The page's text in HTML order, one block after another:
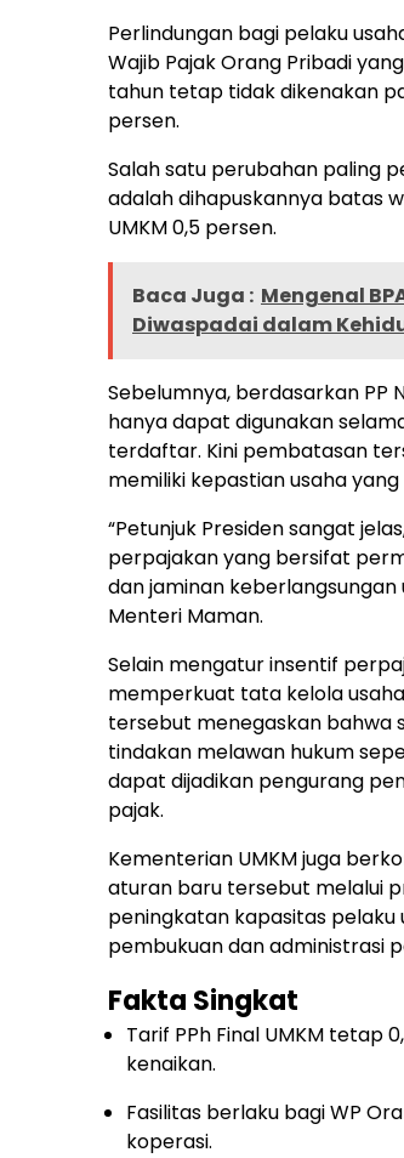
Perlindungan bagi pelaku
Wajib Pajak Orang Pribadi
tahun tetap tidak dikenakan
persen.
Salah satu perubahan paling
adalah dihapuskannya batas
UMKM 0,5 persen.
Baca Juga : Mengenal
Diwaspadai dalam
Sebelumnya, berdasarkan PP
hanya dapat digunakan
terdaftar. Kini pembatasan
memiliki kepastian usaha
“Petunjuk Presiden sangat
perpajakan yang bersifat
dan jaminan keberlangsungan
Menteri Maman.
Selain mengatur insentif
memperkuat tata kelola
tersebut menegaskan bahwa
tindakan melawan hukum
dapat dijadikan pengurang
pajak.
Kementerian UMKM juga
aturan baru tersebut melalui
peningkatan kapasitas pelaku
pembukuan dan administrasi
Fakta Singkat
Tarif PPh Final UMKM tetap
kenaikan.
Fasilitas berlaku bagi WP
koperasi.